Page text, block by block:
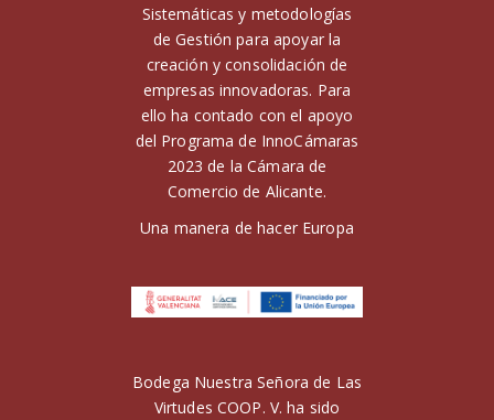
Sistemáticas y metodologías
de Gestión para apoyar la
creación y consolidación de
empresas innovadoras. Para
ello ha contado con el apoyo
del Programa de InnoCámaras
2023 de la Cámara de
Comercio de Alicante.
Una manera de hacer Europa
Bodega Nuestra Señora de Las
Virtudes COOP. V. ha sido